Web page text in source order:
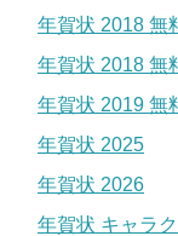
年賀状 2018 無
年賀状 2018 無
年賀状 2019 無
年賀状 2025
年賀状 2026
年賀状 キャラ